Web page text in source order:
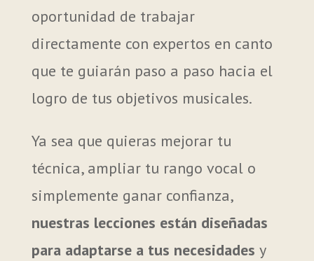
oportunidad de trabajar
directamente con expertos en canto
que te guiarán paso a paso hacia el
logro de tus objetivos musicales.
Ya sea que quieras mejorar tu
técnica, ampliar tu rango vocal o
simplemente ganar confianza,
nuestras lecciones están diseñadas
para adaptarse a tus necesidades y